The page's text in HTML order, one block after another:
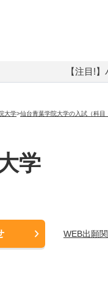
【注目!
大学>仙台青葉学院大学の入試（科目
学
WEB出願